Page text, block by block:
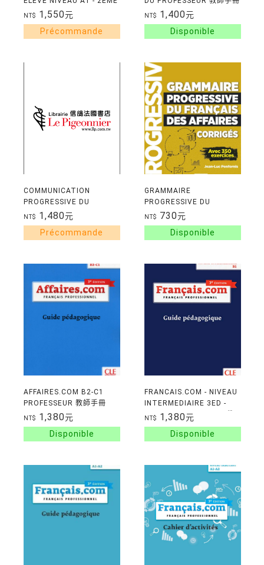
EDITION
NT$ 1,550元 NT$ 1,400元
COMMUNICATION
PROGRESSIVE DU
FRANCAIS DES AFFAIRES
- INTERMEDIAIRE (A2-B1)
CD COLLECTIFS 題目本CD
NT$ 1,480元
GRAMMAIRE
PROGRESSIVE DU
FRANCAIS DES AFFAIRES
- INTERMEDIAIRE (A2-B1)
CORRIGES 解答本
NT$ 730元
AFFAIRES.COM B2-C1
PROFESSEUR 教師手冊
3EME EDITION
NT$ 1,380元
FRANCAIS.COM - NIVEAU
INTERMEDIAIRE 3ED -
GUIDE PEDAGOGIQUE 教
師手冊
NT$ 1,380元